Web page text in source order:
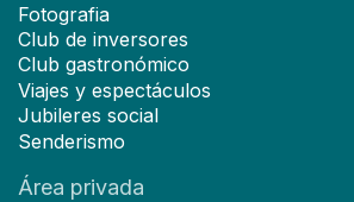
Fotografia
Club de inversores
Club gastronómico
Viajes y espectáculos
Jubileres social
Senderismo
Área privada